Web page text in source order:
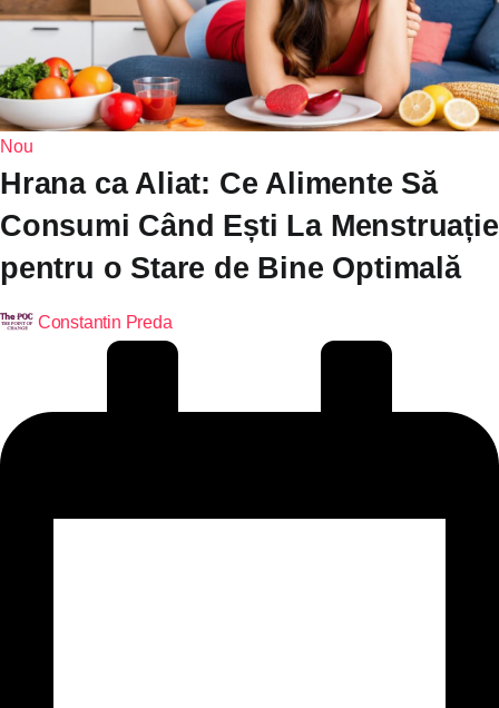
Nou
Hrana ca Aliat: Ce Alimente Să
Consumi Când Ești La Menstruație
pentru o Stare de Bine Optimală
Constantin Preda